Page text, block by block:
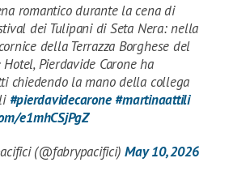
romantico durante la cena di
dei Tulipani di Seta Nera: nella
della Terrazza Borghese del
Hotel, Pierdavide Carone ha
chiedendo la mano della collega
#pierdavidecarone #martinaattili
e1mhCSjPgZ
(@fabrypacifici)May 10, 2026